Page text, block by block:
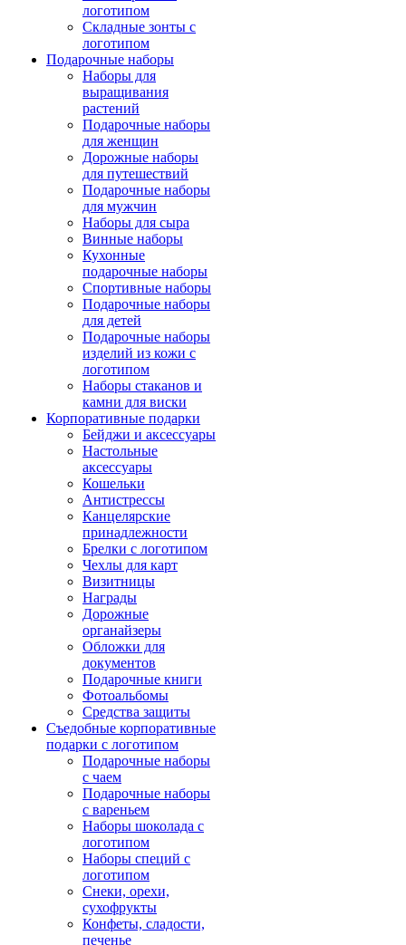
логотипом
Складные зонты с
логотипом
Подарочные наборы
Наборы для
выращивания
растений
Подарочные наборы
для женщин
Дорожные наборы
для путешествий
Подарочные наборы
для мужчин
Наборы для сыра
Винные наборы
Кухонные
подарочные наборы
Спортивные наборы
Подарочные наборы
для детей
Подарочные наборы
изделий из кожи с
логотипом
Наборы стаканов и
камни для виски
Корпоративные подарки
Бейджи и аксессуары
Настольные
аксессуары
Кошельки
Антистрессы
Канцелярские
принадлежности
Брелки с логотипом
Чехлы для карт
Визитницы
Награды
Дорожные
органайзеры
Обложки для
документов
Подарочные книги
Фотоальбомы
Средства защиты
Съедобные корпоративные
подарки с логотипом
Подарочные наборы
с чаем
Подарочные наборы
с вареньем
Наборы шоколада с
логотипом
Наборы специй с
логотипом
Снеки, орехи,
сухофрукты
Конфеты, сладости,
печенье